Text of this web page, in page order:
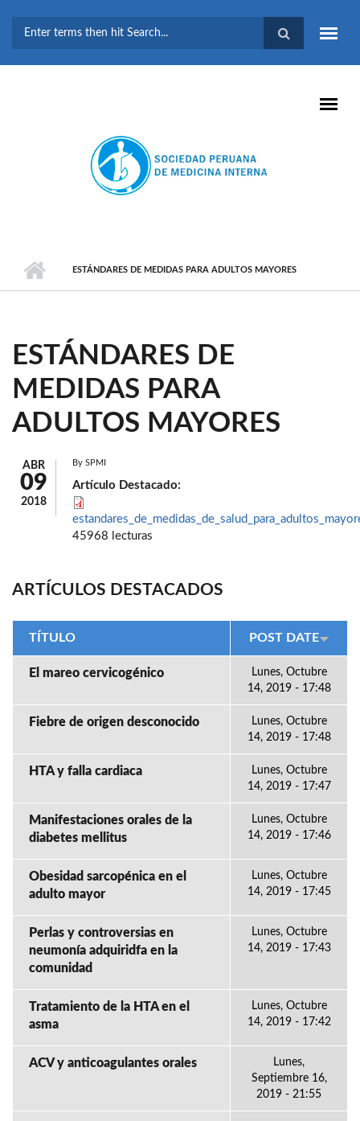
BÚSQUEDA
ESTÁNDARES DE MEDIDAS PARA ADULTOS MAYORES
ESTÁNDARES DE
MEDIDAS PARA
ADULTOS MAYORES
ABR
09
2018
By SPMI
Artículo Destacado:
45968 lecturas
ARTÍCULOS DESTACADOS
TÍTULO POST DATE
El mareo cervicogénico
Lunes, Octubre
14, 2019 - 17:48
Fiebre de origen desconocido
Lunes, Octubre
14, 2019 - 17:48
HTA y falla cardiaca
Lunes, Octubre
14, 2019 - 17:47
Manifestaciones orales de la
diabetes mellitus
Lunes, Octubre
14, 2019 - 17:46
Obesidad sarcopénica en el
adulto mayor
Lunes, Octubre
14, 2019 - 17:45
Perlas y controversias en
neumonía adquiridfa en la
comunidad
Lunes, Octubre
14, 2019 - 17:43
Tratamiento de la HTA en el
asma
Lunes, Octubre
14, 2019 - 17:42
ACV y anticoagulantes orales
Lunes,
Septiembre 16,
2019 - 21:55